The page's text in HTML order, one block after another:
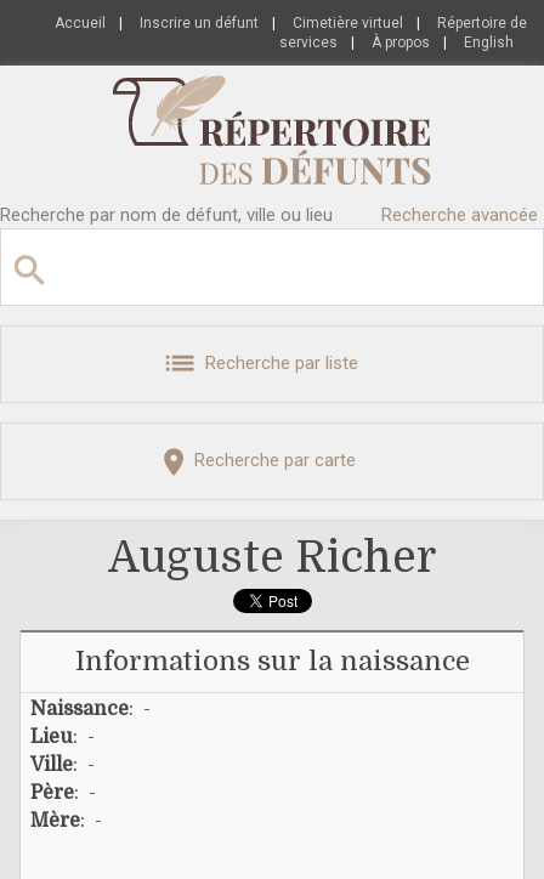
Accueil Inscrire un défunt Cimetière virtuel
Répertoire de
services
À propos English
Recherche par nom de défunt, ville ou lieu Recherche avancée
Recherche par liste
Recherche par carte
Auguste Richer
Informations sur la naissance
Naissance: -
Lieu: -
Ville: -
Père: -
Mère: -